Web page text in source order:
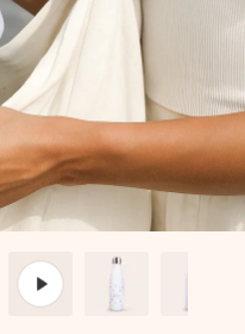
několika kroků – s jejím
který doopravdy
složitosti, jen spousta